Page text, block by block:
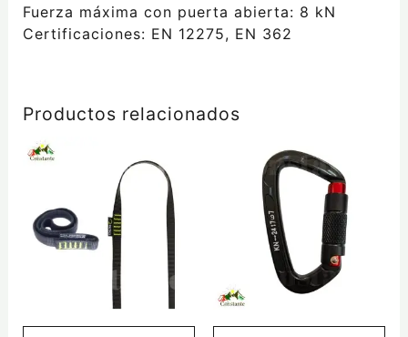
Fuerza máxima con puerta abierta: 8 kN
Certificaciones: EN 12275, EN 362
Productos relacionados